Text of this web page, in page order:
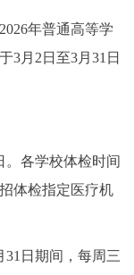
年普通高等学
3月2日至3月31日
各学校体检时间
体检指定医疗机
日期间，每周三